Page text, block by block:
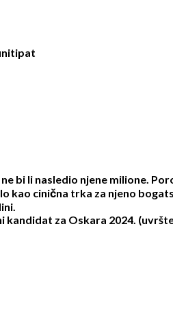
bi li nasledio njene milione.
kao cinična trka za njeno
za Oskara 2024.